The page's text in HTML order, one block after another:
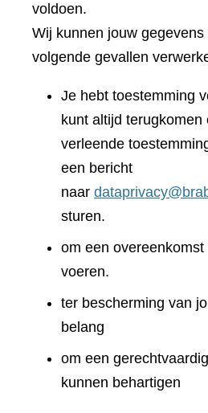
voldoen.
Wij kunnen jouw gegevens
volgende gevallen
Je hebt toestemming
kunt altijd terugkomen
verleende
een bericht
naar
sturen.
om een
voeren.
ter bescherming van
belang
om een
kunnen behartigen